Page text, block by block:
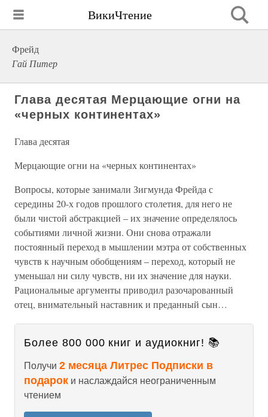
ВикиЧтение
Фрейд
Гай Питер
Глава десятая Мерцающие огни на
«черных континентах»
Глава десятая
Мерцающие огни на «черных континентах»
Вопросы, которые занимали Зигмунда Фрейда с
середины 20-х годов прошлого столетия, для него не
были чистой абстракцией – их значение определялось
событиями личной жизни. Они снова отражали
постоянный переход в мышлении мэтра от собственных
чувств к научным обобщениям – переход, который не
уменьшал ни силу чувств, ни их значение для науки.
Рациональные аргументы приводил разочарованный
отец, внимательный наставник и преданный сын…
Более 800 000 книг и аудиокниг! 📚
Получи 2 месяца Литрес Подписки в
подарок и наслаждайся неограниченным
чтением